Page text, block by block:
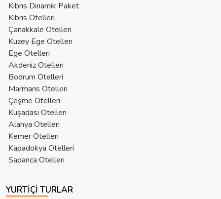
Kıbrıs Dinamik Paket
Kıbrıs Otelleri
Çanakkale Otelleri
Kuzey Ege Otelleri
Ege Otelleri
Akdeniz Otelleri
Bodrum Otelleri
Marmaris Otelleri
Çeşme Otelleri
Kuşadası Otelleri
Alanya Otelleri
Kemer Otelleri
Kapadokya Otelleri
Sapanca Otelleri
YURTIÇI TURLAR